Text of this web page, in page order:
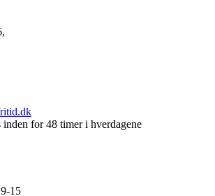
inden for 48 timer i hverdagene
15